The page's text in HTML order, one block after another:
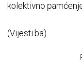
kolektivno
(Vijesti.ba)